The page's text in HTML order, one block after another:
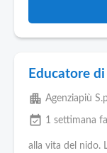
Educatore
apartment Agenziapiù
event_available 1 settimana fa
alla vita del nido.